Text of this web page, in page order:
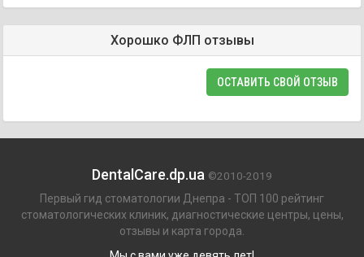
Хорошко ФЛП отзывы
ОСТАВИТЬ СВОЙ ОТЗЫВ
DentalCare.dp.ua ©2010-2019
Первый гид стоматологии Днепра - ТОП 100 рейтинг
стоматологических клиник, диагностические центры, цены,
отзывы и карта города.